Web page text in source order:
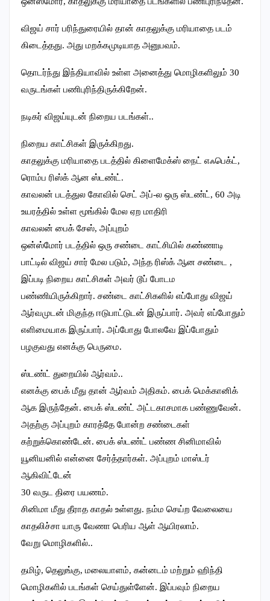
விஜய் சார் பரிந்துரையில் தான் காதலுக்கு மரியாதை படம்
கிடைத்தது. அது மறக்கமுடியாத அனுபவம்.
தொடர்ந்து இந்தியாவில் உள்ள அனைத்து மொழிகளிலும் 30
வருடங்கள் பணிபுரிந்திருக்கிறேன்.
நடிகர் விஜய்யுடன் நிறைய படங்கள்..
நிறைய காட்சிகள் இருக்கிறது.
காதலுக்கு மரியாதை படத்தில் கிளைமேக்ஸ் நைட் எஃபெக்ட்,
ரொம்ப ரிஸ்க் ஆன ஸ்டண்ட்.
காவலன் படத்துல கோவில் செட் அப்-ல ஒரு ஸ்டண்ட், 60 அடி
உயரத்தில் உள்ள மூங்கில் மேல ஏற மாதிரி
காவலன் பைக் சேஸ், அப்புறம்
ஒன்ஸ்மோர் படத்தில் ஒரு சண்டை காட்சியில் கண்ணாடி
பாட்டில் விஜய் சார் மேல படும், அந்த ரிஸ்க் ஆன சண்டை ,
இப்படி நிறைய காட்சிகள் அவர் டூப் போடம
பண்ணியிருக்கிறார். சண்டை காட்சிகளில் எப்போது விஜய்
ஆர்வமுடன் மிகுந்த ஈடுபாட்டுடன் இருப்பார். அவர் எப்போதும்
எளிமையாக இருப்பார். அப்போது போலவே இப்போதும்
பழகுவது எனக்கு பெருமை.
ஸ்டண்ட் துறையில் ஆர்வம்..
எனக்கு பைக் மீது தான் ஆர்வம் அதிகம். பைக் மெக்கானிக்
ஆக இருந்தேன். பைக் ஸ்டண்ட் அட்டகாசமாக பண்ணுவேன்.
அதற்கு அப்புறம் காரத்தே போன்ற சண்டைகள்
கற்றுக்கொண்டேன். பைக் ஸ்டண்ட் பண்ண சினிமாவில்
யூனியனில் என்னை சேர்த்தார்கள். அப்புறம் மாஸ்டர்
ஆகிவிட்டேன்
30 வருட திரை பயணம்.
சினிமா மீது தீராத காதல் உள்ளது. நம்ம செய்ற வேலையை
காதலிச்சா யாரு வேணா பெரிய ஆள் ஆயிரலாம்.
வேறு மொழிகளில்..
தமிழ், தெலுங்கு, மலையாளம், கன்னடம் மற்றும் ஹிந்தி
மொழிகளில் படங்கள் செய்துள்ளேன். இப்பவும் நிறைய